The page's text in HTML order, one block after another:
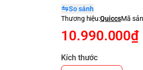
So sánh
Thương hiệu:QuiccsMã
10.990.000₫
Kích thước